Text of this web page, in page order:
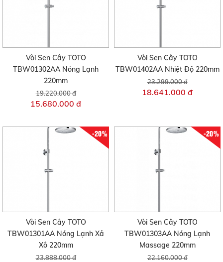
Vòi Sen Cây TOTO
TBW01302AA Nóng Lạnh
220mm
19.220.000 đ
15.680.000 đ
Vòi Sen Cây TOTO
TBW01402AA Nhiệt Độ 220mm
23.299.000 đ
18.641.000 đ
-20%
Vòi Sen Cây TOTO
TBW01301AA Nóng Lạnh Xả
Xô 220mm
23.888.000 đ
-20%
Vòi Sen Cây TOTO
TBW01303AA Nóng Lạnh
Massage 220mm
22.160.000 đ